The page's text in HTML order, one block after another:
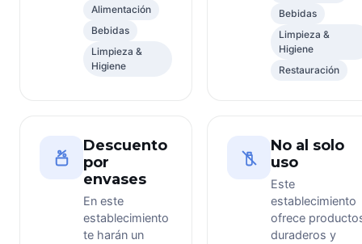
Alimentación
Bebidas
Limpieza &
Higiene
Bebidas
Limpieza &
Higiene
Restauración
Descuento
por
envases
En este
establecimiento
te harán un
No al solo
uso
Este
establecimiento
ofrece
duraderos y